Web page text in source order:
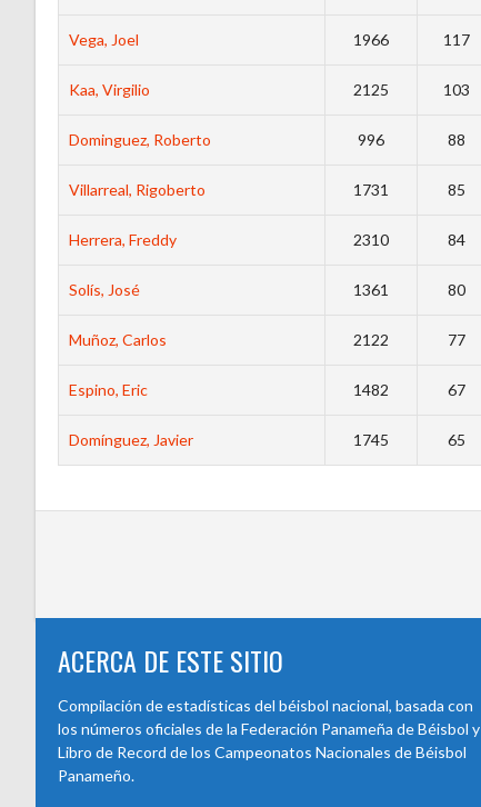
Vega, Joel 1966 117
Kaa, Virgilio 2125 103
Dominguez, Roberto 996 88
Villarreal, Rigoberto 1731 85
Herrera, Freddy 2310 84
Solís, José 1361 80
Muñoz, Carlos 2122 77
Espino, Eric 1482 67
Domínguez, Javier 1745 65
ACERCA DE ESTE SITIO
Compilación de estadísticas del béisbol nacional, basada con
los números oficiales de la Federación Panameña de Béisbol y
Libro de Record de los Campeonatos Nacionales de Béisbol
Panameño.